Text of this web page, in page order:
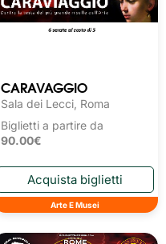
CARAVAGGIO
Sala dei Lecci, Roma
Biglietti a partire da
90.00€
Arte E Musei